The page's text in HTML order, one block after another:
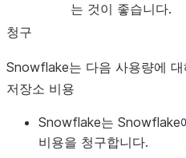
는 것이 좋습니다.
청구
Snowflake는 다음 사용량에
저장소 비용
Snowflake는 Snowflake
비용을 청구합니다.